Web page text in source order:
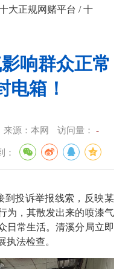
大正规网赌平台 /十
响群众正常
电箱！
来源： 本网 访问量： -
：
到投诉举报线索，反映某
为，其散发出来的喷漆气
日常生活。清溪分局立即
执法检查。